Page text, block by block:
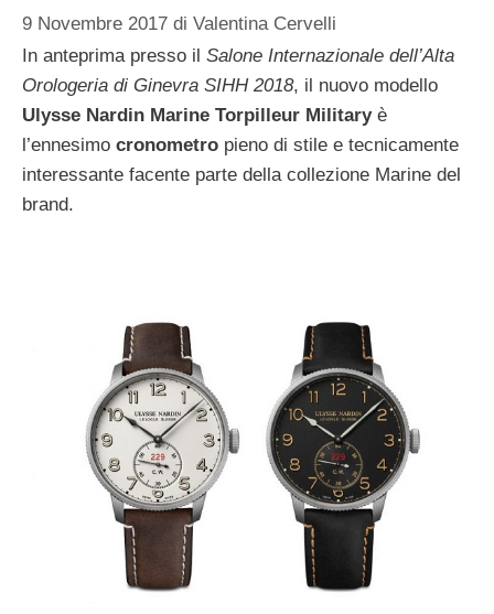
9 Novembre 2017 di Valentina Cervelli
In anteprima presso il Salone Internazionale dell’Alta
Orologeria di Ginevra SIHH 2018, il nuovo modello
Ulysse Nardin Marine Torpilleur Militaryè
l’ennesimo cronometro pieno di stile e tecnicamente
interessante facente parte della collezione Marine del
brand.